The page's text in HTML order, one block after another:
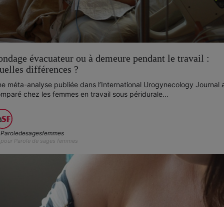
évacuateur ou à demeure pendant le travail :
différences ?
méta-analyse publiée dans l’International Urogynecology Journal
chez les femmes en travail sous péridurale...
Paroledesagesfemmes
pour Parole de sages femmes